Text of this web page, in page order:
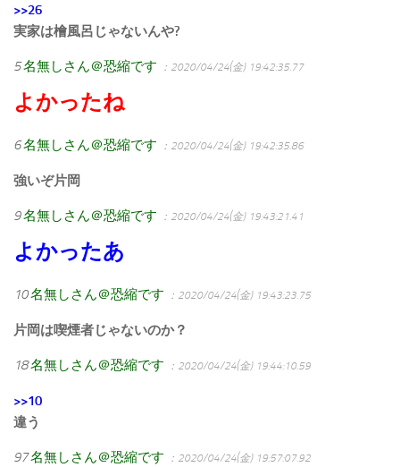
>>26
実家は檜風呂じゃないんや?
5名無しさん＠恐縮です ：2020/04/24(金) 19:42:35.77
よかったね
6名無しさん＠恐縮です ：2020/04/24(金) 19:42:35.86
強いぞ片岡
9名無しさん＠恐縮です ：2020/04/24(金) 19:43:21.41
よかったあ
10名無しさん＠恐縮です ：2020/04/24(金) 19:43:23.75
片岡は喫煙者じゃないのか？
18名無しさん＠恐縮です ：2020/04/24(金) 19:44:10.59
>>10
違う
97名無しさん＠恐縮です ：2020/04/24(金) 19:57:07.92